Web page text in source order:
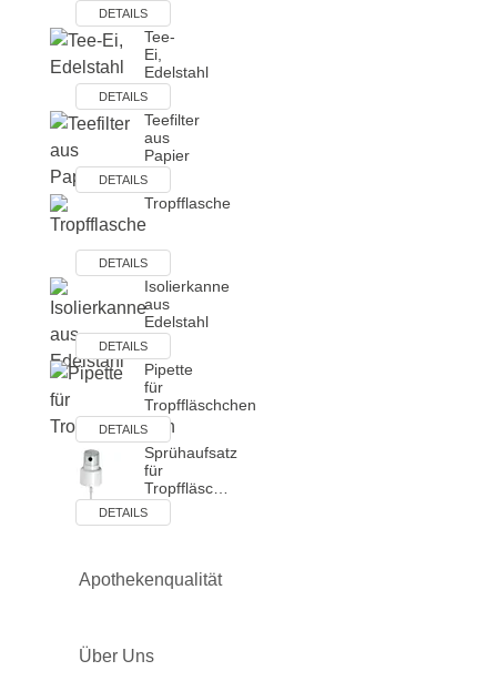
DETAILS
Tee-
Ei,
Edelstahl
DETAILS
Teefilter
aus
Papier
DETAILS
Tropfflasche
DETAILS
Isolierkanne
aus
Edelstahl
DETAILS
Pipette
für
Tropffläschchen
DETAILS
Sprühaufsatz
für
Tropffläsc…
DETAILS
Apothekenqualität
Über Uns